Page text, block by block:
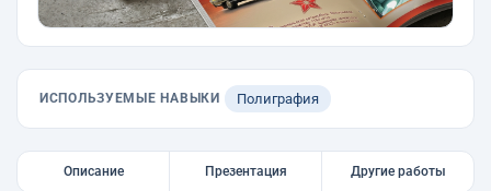
ИСПОЛЬЗУЕМЫЕ НАВЫКИ Полиграфия
Описание Презентация Другие работы